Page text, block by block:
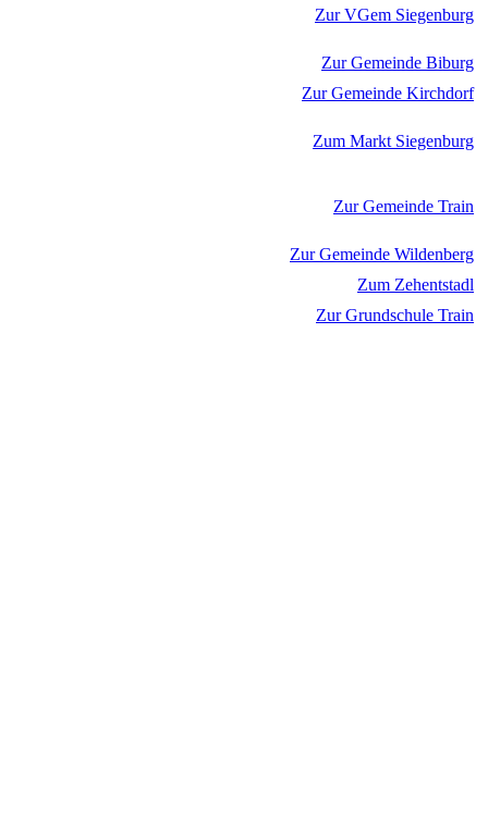
Zur VGem Siegenburg
Zur Gemeinde Biburg
Zur Gemeinde Kirchdorf
Zum Markt Siegenburg
Zur Gemeinde Train
Zur Gemeinde Wildenberg
Zum Zehentstadl
Zur Grundschule Train